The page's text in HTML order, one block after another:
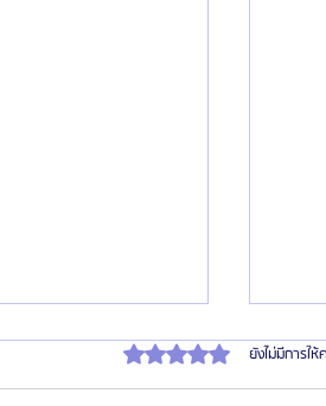
ได้รับ 0 เต็ม 5 ดาวยังไม่มีการให้